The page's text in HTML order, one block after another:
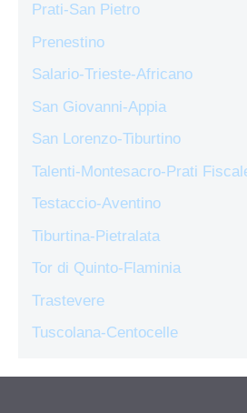
Prati-San Pietro
Prenestino
Salario-Trieste-Africano
San Giovanni-Appia
San Lorenzo-Tiburtino
Talenti-Montesacro-Prati
Testaccio-Aventino
Tiburtina-Pietralata
Tor di Quinto-Flaminia
Trastevere
Tuscolana-Centocelle